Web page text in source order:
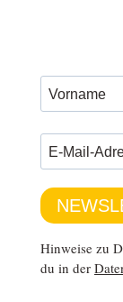
Hinweise zu
du in der